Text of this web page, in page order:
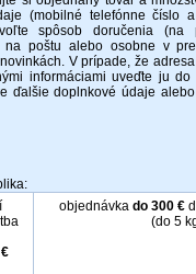
(mobilné telefónne číslo
spôsob doručenia (na
na poštu alebo osobne v
V prípade, že
informáciami uveďte ju do
ďalšie doplnkové údaje
objednávka do 300 €
(do 5